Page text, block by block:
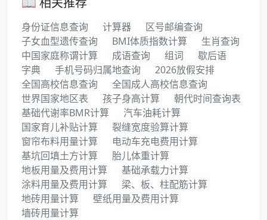
身份证信息查询 计算器
区号邮编查询
子女血型遗传查询
BMI体质指数计算
生肖查询
中国家庭称谓计算
成语查询 组词
歇后语
字典
手机号码归属地查询
2026放假安排
全国高校信息查询
全国成人高校信息查询
世界国家地区表
孩子身高计算
朝代时间查询表
基础代谢率BMR计算
汽车油耗计算
国家育儿补贴计算
裂缝宽度验算计算
窗帘布料用量计算
电动车充电费用计算
基坑回填土方计算
胎儿体重计算
地板用量及费用计算
基础承载力计算
涂料用量及费用计算
梁、板、柱配筋计算
地砖用量计算
壁纸用量及费用计算
墙砖用量计算